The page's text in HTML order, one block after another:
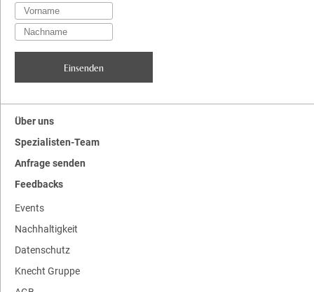
Über uns
Spezialisten-Team
Anfrage senden
Feedbacks
Events
Nachhaltigkeit
Datenschutz
Knecht Gruppe